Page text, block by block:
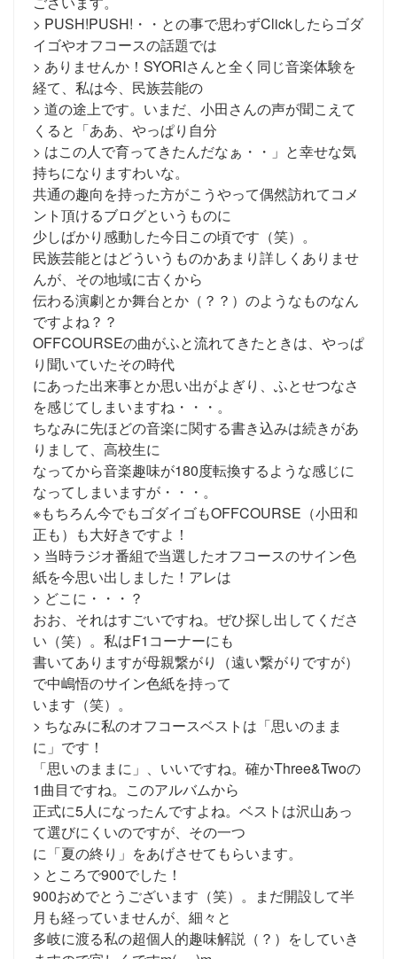
> PUSH!PUSH!・・との事で思わずClickしたらゴダ
イゴやオフコースの話題では
> ありませんか！SYORIさんと全く同じ音楽体験を
経て、私は今、民族芸能の
> 道の途上です。いまだ、小田さんの声が聞こえて
くると「ああ、やっぱり自分
> はこの人で育ってきたんだなぁ・・」と幸せな気
持ちになりますわいな。
共通の趣向を持った方がこうやって偶然訪れてコメ
ント頂けるブログというものに
少しばかり感動した今日この頃です（笑）。
民族芸能とはどういうものかあまり詳しくありませ
んが、その地域に古くから
伝わる演劇とか舞台とか（？？）のようなものなん
ですよね？？
OFFCOURSEの曲がふと流れてきたときは、やっぱ
り聞いていたその時代
にあった出来事とか思い出がよぎり、ふとせつなさ
を感じてしまいますね・・・。
ちなみに先ほどの音楽に関する書き込みは続きがあ
りまして、高校生に
なってから音楽趣味が180度転換するような感じに
なってしまいますが・・・。
※もちろん今でもゴダイゴもOFFCOURSE（小田和
正も）も大好きですよ！
> 当時ラジオ番組で当選したオフコースのサイン色
紙を今思い出しました！アレは
> どこに・・・？
おお、それはすごいですね。ぜひ探し出してくださ
い（笑）。私はF1コーナーにも
書いてありますが母親繋がり（遠い繋がりですが）
で中嶋悟のサイン色紙を持って
います（笑）。
> ちなみに私のオフコースベストは「思いのまま
に」です！
「思いのままに」、いいですね。確かThree&Twoの
1曲目ですね。このアルバムから
正式に5人になったんですよね。ベストは沢山あっ
て選びにくいのですが、その一つ
に「夏の終り」をあげさせてもらいます。
> ところで900でした！
900おめでとうございます（笑）。まだ開設して半
月も経っていませんが、細々と
多岐に渡る私の超個人的趣味解説（？）をしていき